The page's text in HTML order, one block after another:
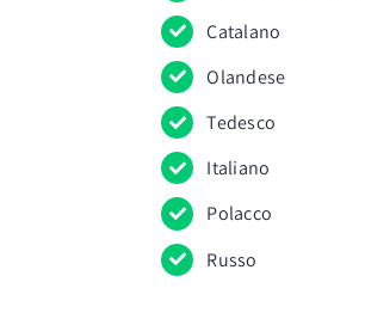
Catalano
Olandese
Tedesco
Italiano
Polacco
Russo